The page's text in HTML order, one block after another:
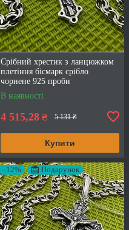
Срібний хрестик з ланцюжком
плетіння бісмарк срібло
чорнене 925 проби
В наявності
4 515,28 ₴ 5 131 ₴
Купити
–12% Подарунок